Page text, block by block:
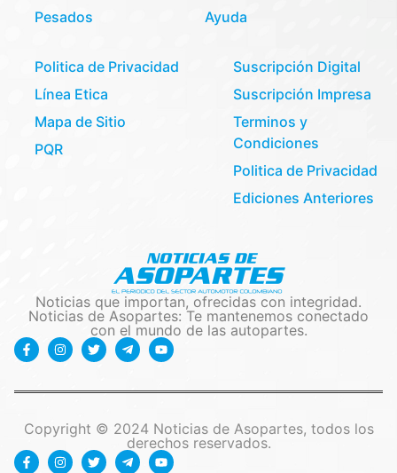
Pesados
Ayuda
Politica de Privacidad
Línea Etica
Mapa de Sitio
PQR
Suscripción Digital
Suscripción Impresa
Terminos y
Condiciones
Politica de Privacidad
Ediciones Anteriores
Noticias que importan, ofrecidas con integridad.
Noticias de Asopartes: Te mantenemos conectado
con el mundo de las autopartes.
Copyright © 2024 Noticias de Asopartes, todos los
derechos reservados.